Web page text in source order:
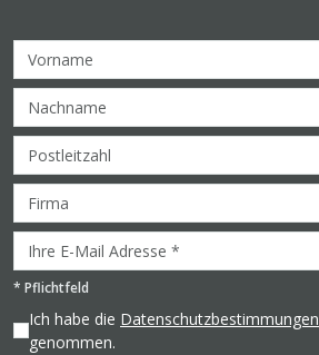
* Pflichtfeld
Ich habe die Datenschutzbestimmungen
genommen.